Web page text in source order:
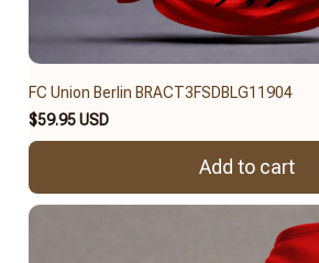
FC Union Berlin BRACT3FSDBLG11904
$59.95 USD
Add to cart